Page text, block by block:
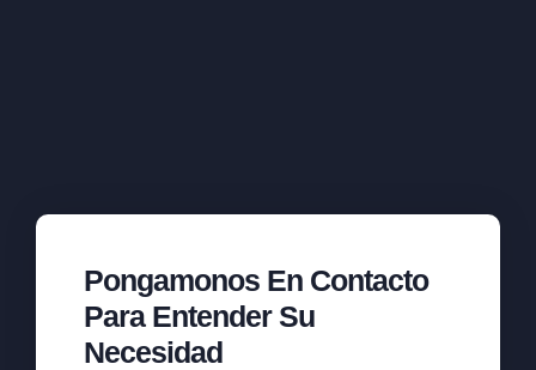
Pongamonos En Contacto
Para Entender Su
Necesidad